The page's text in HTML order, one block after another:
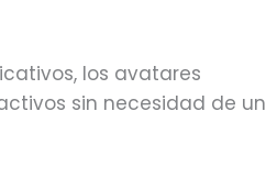
los avatares
sin necesidad de un